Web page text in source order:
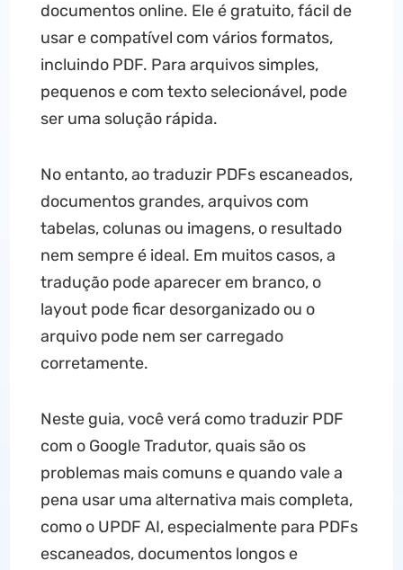
documentos online. Ele é gratuito, fácil de
usar e compatível com vários formatos,
incluindo PDF. Para arquivos simples,
pequenos e com texto selecionável, pode
ser uma solução rápida.
No entanto, ao traduzir PDFs escaneados,
documentos grandes, arquivos com
tabelas, colunas ou imagens, o resultado
nem sempre é ideal. Em muitos casos, a
tradução pode aparecer em branco, o
layout pode ficar desorganizado ou o
arquivo pode nem ser carregado
corretamente.
Neste guia, você verá como traduzir PDF
com o Google Tradutor, quais são os
problemas mais comuns e quando vale a
pena usar uma alternativa mais completa,
como o UPDF AI, especialmente para PDFs
escaneados, documentos longos e